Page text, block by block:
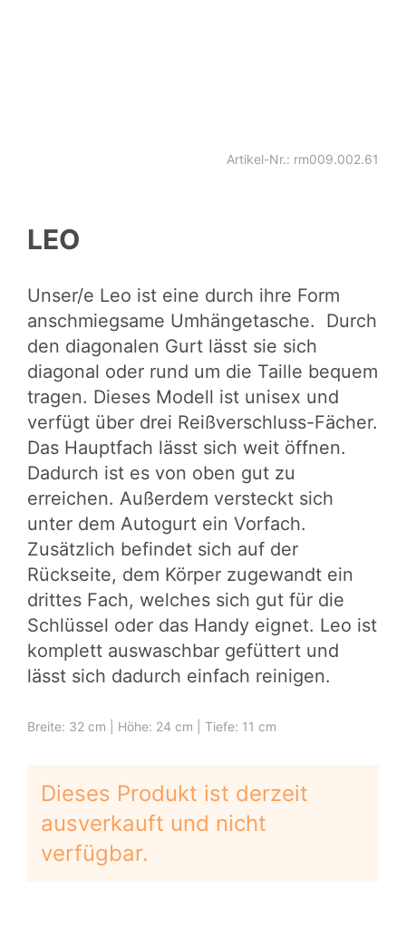
Artikel-Nr.: rm009.002.61
LEO
Unser/e Leo ist eine durch ihre Form
anschmiegsame Umhängetasche. Durch
den diagonalen Gurt lässt sie sich
diagonal oder rund um die Taille bequem
tragen. Dieses Modell ist unisex und
verfügt über drei Reißverschluss-Fächer.
Das Hauptfach lässt sich weit öffnen.
Dadurch ist es von oben gut zu
erreichen. Außerdem versteckt sich
unter dem Autogurt ein Vorfach.
Zusätzlich befindet sich auf der
Rückseite, dem Körper zugewandt ein
drittes Fach, welches sich gut für die
Schlüssel oder das Handy eignet. Leo ist
komplett auswaschbar gefüttert und
lässt sich dadurch einfach reinigen.
Breite: 32 cm | Höhe: 24 cm | Tiefe: 11 cm
Dieses Produkt ist derzeit
ausverkauft und nicht
verfügbar.